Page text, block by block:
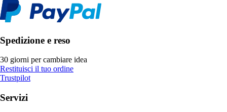
Spedizione e reso
30 giorni per cambiare idea
Restituisci il tuo ordine
Trustpilot
Servizi